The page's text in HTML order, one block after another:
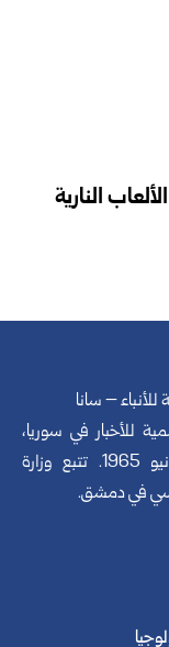
النارية
للأنباء – سانا
للأخبار في سوريا،
تأسست في 24 يونيو 1965. تتبع وزارة
في دمشق.